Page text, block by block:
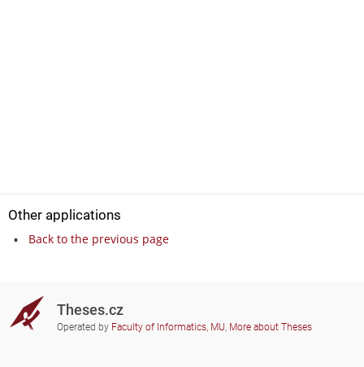
Other applications
Back to the previous page
Theses.cz
Operated by Faculty of Informatics, MU, More about Theses